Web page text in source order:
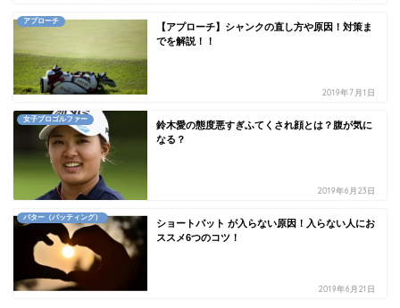
アプローチ
【アプローチ】シャンクの直し方や原因！対策ま
でを解説！！
2019年7月1日
女子プロゴルファー
鈴木愛の態度悪すぎふてくされ顔とは？腹が気に
なる？
2019年6月23日
パター（パッティング）
ショートパット が入らない原因！入らない人にお
ススメ6つのコツ！
2019年6月21日